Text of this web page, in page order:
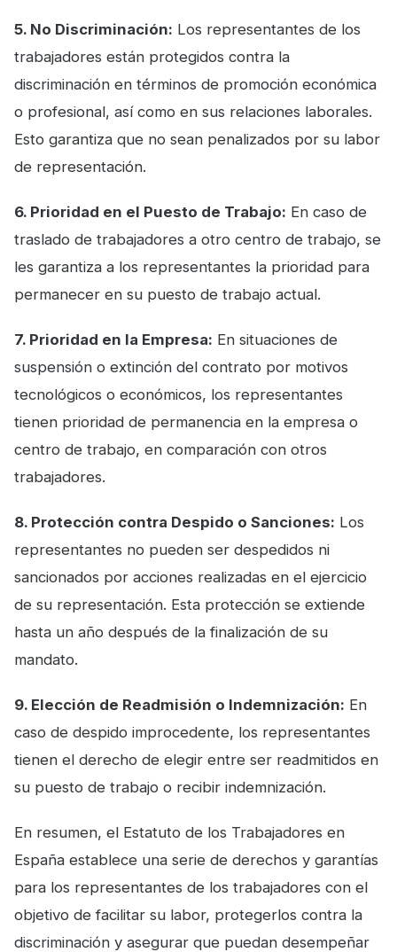
5. No Discriminación: Los representantes de los
trabajadores están protegidos contra la
discriminación en términos de promoción económica
o profesional, así como en sus relaciones laborales.
Esto garantiza que no sean penalizados por su labor
de representación.
6. Prioridad en el Puesto de Trabajo: En caso de
traslado de trabajadores a otro centro de trabajo, se
les garantiza a los representantes la prioridad para
permanecer en su puesto de trabajo actual.
7. Prioridad en la Empresa: En situaciones de
suspensión o extinción del contrato por motivos
tecnológicos o económicos, los representantes
tienen prioridad de permanencia en la empresa o
centro de trabajo, en comparación con otros
trabajadores.
8. Protección contra Despido o Sanciones: Los
representantes no pueden ser despedidos ni
sancionados por acciones realizadas en el ejercicio
de su representación. Esta protección se extiende
hasta un año después de la finalización de su
mandato.
9. Elección de Readmisión o Indemnización: En
caso de despido improcedente, los representantes
tienen el derecho de elegir entre ser readmitidos en
su puesto de trabajo o recibir indemnización.
En resumen, el Estatuto de los Trabajadores en
España establece una serie de derechos y garantías
para los representantes de los trabajadores con el
objetivo de facilitar su labor, protegerlos contra la
discriminación y asegurar que puedan desempeñar